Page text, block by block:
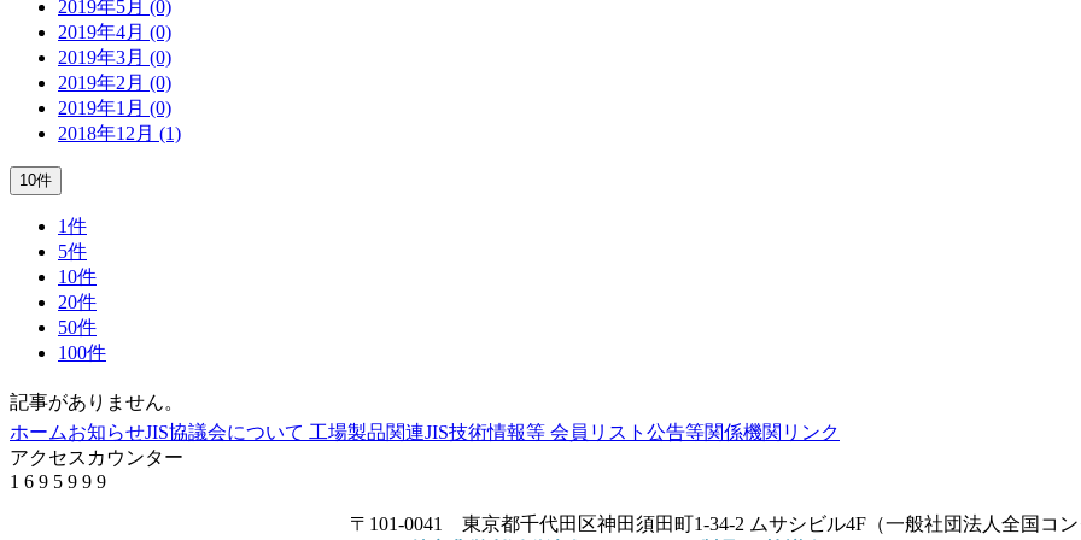
2019年5月 (0)
2019年4月 (0)
2019年3月 (0)
2019年2月 (0)
2019年1月 (0)
2018年12月 (1)
10件
1件
5件
10件
20件
50件
100件
記事がありません。
ホームお知らせJIS協議会について 工場製品関連JIS技術情報等 会員リスト 公告等関係機関リンク
アクセスカウンター
1 6 9 5 9 9 9
〒101-0041 東京都千代田区神田須田町1-34-2 ムサシビル4F（一般社団法人全国コン